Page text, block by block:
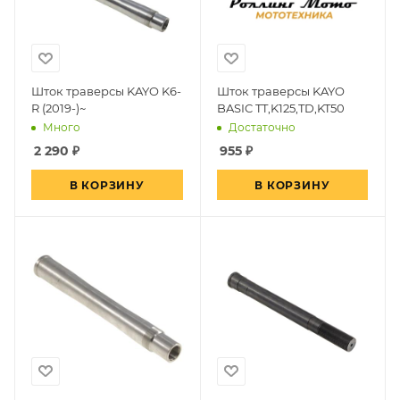
Шток траверсы KAYO K6-
R (2019-)~
Много
2 290 ₽
В КОРЗИНУ
Шток траверсы KAYO
BASIC TT,K125,TD,KT50
Достаточно
955₽
В КОРЗИНУ